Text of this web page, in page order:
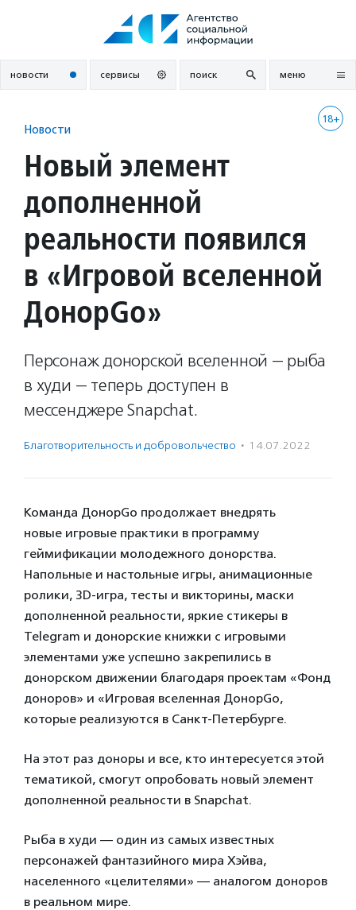
новости сервисы поиск меню
18+
Новости
Новый элемент
дополненной
реальности появился
в «Игровой вселенной
ДонорGo»
Персонаж донорской вселенной — рыба
в худи — теперь доступен в
мессенджере Snapchat.
Благотвори­тель­ность и доброволь­чест­во · 14.07.2022
Команда ДонорGo продолжает внедрять
новые игровые практики в программу
геймификации молодежного донорства.
Напольные и настольные игры, анимационные
ролики, 3D-игра, тесты и викторины, маски
дополненной реальности, яркие стикеры в
Telegram и донорские книжки с игровыми
элементами уже успешно закрепились в
донорском движении благодаря проектам «Фонд
доноров» и «Игровая вселенная ДонорGo,
которые реализуются в Санкт-Петербурге.
На этот раз доноры и все, кто интересуется этой
тематикой, смогут опробовать новый элемент
дополненной реальности в Snapchat.
Рыба в худи — один из самых известных
персонажей фантазийного мира Хэйва,
населенного «целителями» — аналогом доноров
в реальном мире.